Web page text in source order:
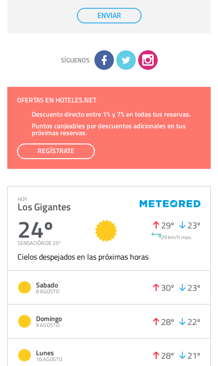
con carácter general, sólo el personal de
nuestra entidad que esté debidamente autorizado podrá
tener conocimiento de la información que le pedimos. No se
comunicarán datos a terceros.
adicional y detallada sobre cómo tratamos sus datos en la
política de privacidad
ENVIAR
SÍGUENOS
OFERTAS EN HOTELES.NET
Descuento directo entre 1% y 7% en todas tus reservas.
Puntos canjeables por descuentos adicionales en tus
próximas reservas.
REGÍSTRATE
HOY
Los Gigantes
24º
SENSACIÓN DE 25º
29º 23º
29 km/h max.
Cielos despejados en las próximas horas
Sabado
8 AGOSTO 30º 23º
Domingo
9 AGOSTO 28º 22º
Lunes
10 AGOSTO 28º 21º